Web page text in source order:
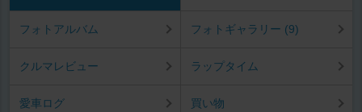
フォトアルバム フォトギャラリー (9)
クルマレビュー ラップタイム
愛車ログ 買い物